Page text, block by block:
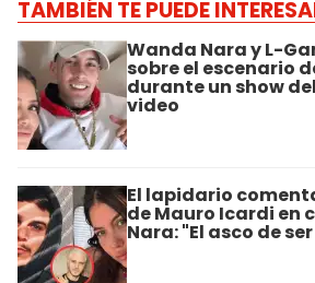
TAMBIÉN TE PUEDE
Wanda Nara y L-
sobre el escenario
durante un show
video
El lapidario
de Mauro Icardi en
Nara: "El asco de